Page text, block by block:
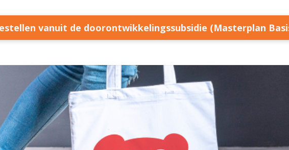
vanuit de doorontwikkelingssubsidie (Masterplan